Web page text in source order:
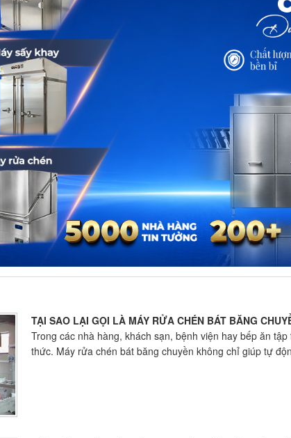
TẠI SAO LẠI GỌI LÀ MÁY RỬA CHÉN BÁT BĂNG
Trong các nhà hàng, khách sạn, bệnh viện hay bếp ăn
thức. Máy rửa chén bát băng chuyền không chỉ giúp tự